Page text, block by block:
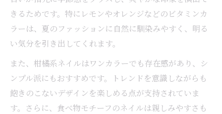
きるためです。特にレモンやオレンジなどのビタミンカ
ラーは、夏のファッションに自然に馴染みやすく、明る
い気分を引き出してくれます。
また、柑橘系ネイルはワンカラーでも存在感があり、シ
ンプル派にもおすすめです。トレンドを意識しながらも
飽きのこないデザインを楽しめる点が支持されていま
す。さらに、食べ物モチーフのネイルは親しみやすさも